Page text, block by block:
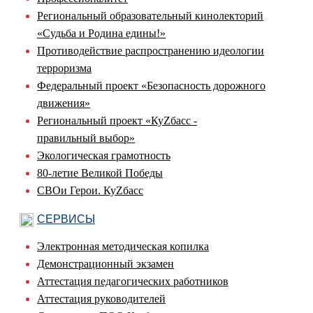
Региональный образовательный кинолекторий
«Судьба и Родина едины!»
Противодействие распространению идеологии
терроризма
Федеральный проект «Безопасность дорожного
движения»
Региональный проект «КуZбасс -
правильный выбор»
Экологическая грамотность
80-летие Великой Победы
СВОи Герои. КуZбасс
СЕРВИСЫ
Электронная методическая копилка
Демонстрационный экзамен
Аттестация педагогических работников
Аттестация руководителей